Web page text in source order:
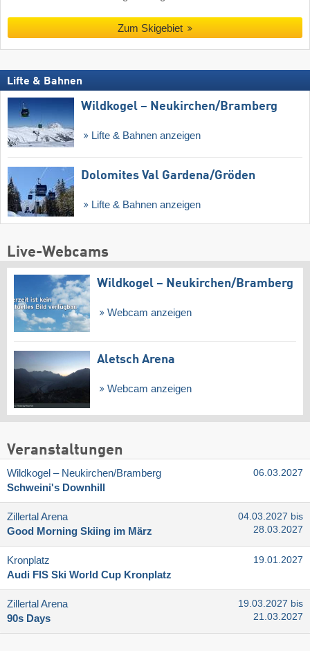
Zum Skigebiet
Lifte & Bahnen
Wildkogel – Neukirchen/​Bramberg
Lifte & Bahnen anzeigen
Dolomites Val Gardena/​Gröden
Lifte & Bahnen anzeigen
Live-Webcams
Wildkogel – Neukirchen/​Bramberg
Webcam anzeigen
Aletsch Arena
Webcam anzeigen
Veranstaltungen
Wildkogel – Neukirchen/​Bramberg
Schweini's Downhill
06.03.2027
Zillertal Arena
Good Morning Skiing im März
04.03.2027 bis
28.03.2027
Kronplatz
Audi FIS Ski World Cup Kronplatz
19.01.2027
Zillertal Arena
90s Days
19.03.2027 bis
21.03.2027